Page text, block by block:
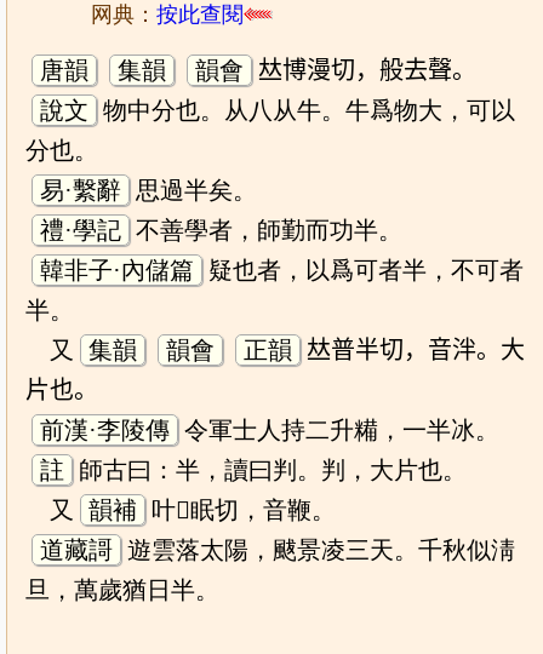
网典：按此查閱
唐韻 集韻 韻會
𠀤博漫切，般去聲。
說文 物中分也。从八从牛。牛爲物大，可以
分也。
易·繫辭 思過半矣。
禮·學記 不善學者，師勤而功半。
韓非子·內儲篇
疑也者，以爲可者半，不可者
半。
又
集韻 韻會 正韻
𠀤普半切，音泮。大
片也。
前漢·李陵傳 令軍士人持二升糒，一半冰。
註
師古曰：半，讀曰判。判，大片也。
又
韻補
叶𤰞眠切，音鞭。
道藏謌 遊雲落太陽，颰景凌三天。千秋似淸
旦，萬歲猶日半。